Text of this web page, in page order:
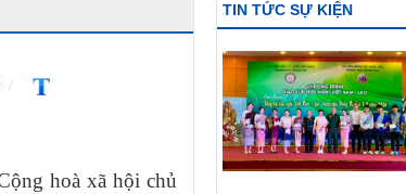
hoà xã hội chủ
TIN TỨC SỰ KIỆN